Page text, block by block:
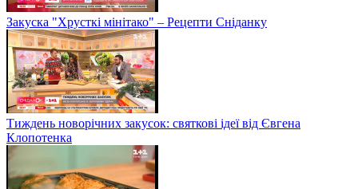
Закуска "Хрусткі мінітако" – Рецепти Сніданку
Тиждень новорічних закусок: святкові ідеї від Євгена
Клопотенка